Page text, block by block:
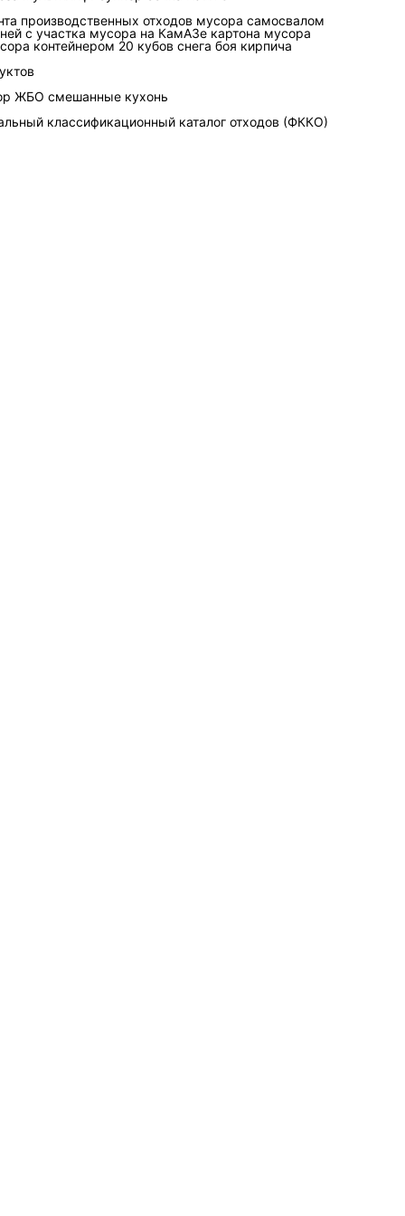
класс опасности. На
фракции (бумага,
пищевые; а
что отход не примут
(вовлечение в
документах
вашем потоке есть
лицу».
по
— документы,
и объем (одно и то
становится
до объекта,
нужна на выходе —
отсутствуют
того, что часть
производственных отходов мусора самосвалом
с участка мусора на КамАЗе картона мусора
контейнером 20 кубов снега боя кирпича
ЖБО смешанные кухонь
классификационный каталог отходов (ФККО)